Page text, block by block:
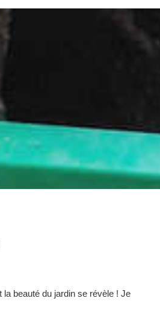
beauté du jardin se révèle ! Je